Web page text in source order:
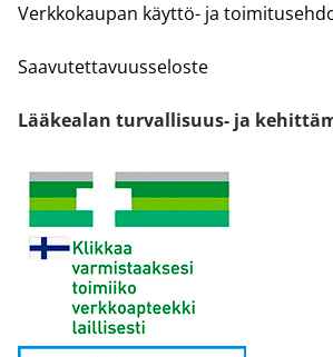
Verkkokaupan käyttö- ja
Saavutettavuusseloste
Lääkealan turvallisuus- ja